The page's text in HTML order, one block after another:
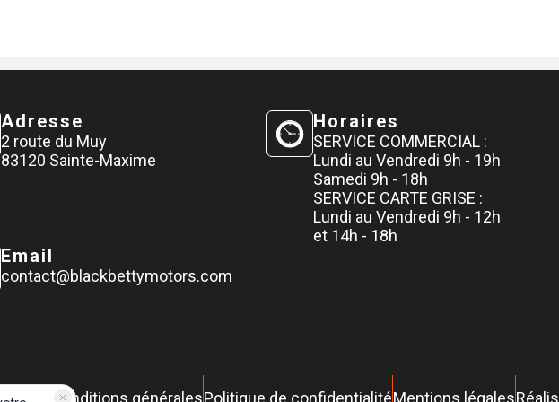
Adresse
2 route du Muy
83120 Sainte-Maxime
Horaires
SERVICE COMMERCIAL :
Lundi au Vendredi 9h - 19h
Samedi 9h - 18h
SERVICE CARTE GRISE :
Lundi au Vendredi 9h - 12h
et 14h - 18h
Email
contact@blackbettymotors.com
Conditions généralesPolitique de confidentialitéMentions légales